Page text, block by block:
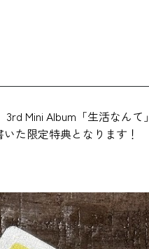
Mini Album「生活なん
た限定特典となります！